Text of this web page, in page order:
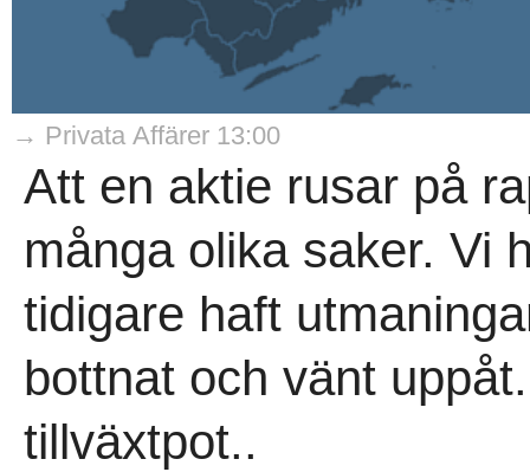
→ Privata Affärer 13:00
Att en aktie rusar på
många olika saker. Vi
tidigare haft
bottnat och vänt
tillväxtpot..